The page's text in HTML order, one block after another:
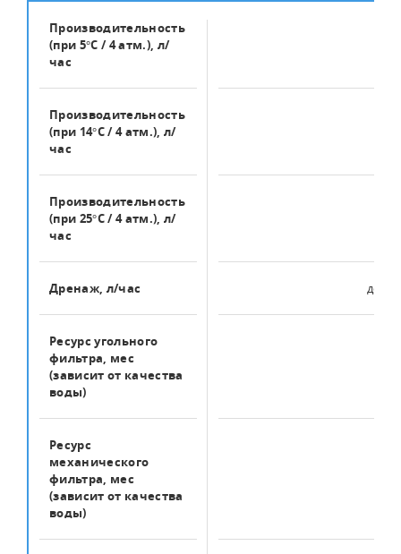
Производительность
(при 5°С / 4 атм.), л/
час
Производительность
(при 14°С / 4 атм.), л/
час
Производительность
(при 25°С / 4 атм.), л/
час
Дренаж, л/час до
Ресурс угольного
фильтра, мес
(зависит от качества
воды)
Ресурс
механического
фильтра, мес
(зависит от качества
воды)